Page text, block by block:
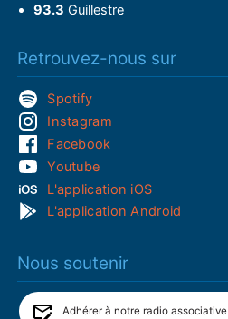
93.3 Guillestre
Retrouvez-nous sur
Spotify
Instagram
Facebook
Youtube
L'application iOS
L'application Android
Nous soutenir
Adhérer à notre radio associative